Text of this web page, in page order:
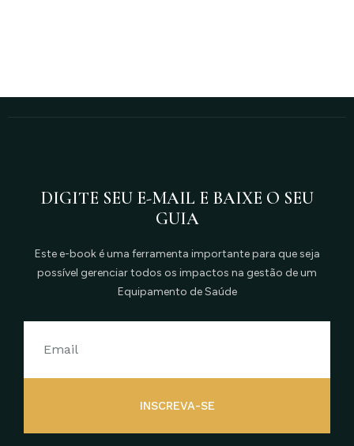
DIGITE SEU E-MAIL E BAIXE O SEU
GUIA
Este e-book é uma ferramenta importante para que seja
possível gerenciar todos os impactos na gestão de um
Equipamento de Saúde
INSCREVA-SE